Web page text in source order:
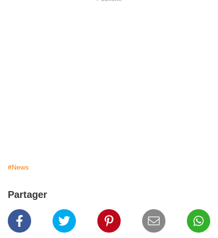
#News
Partager